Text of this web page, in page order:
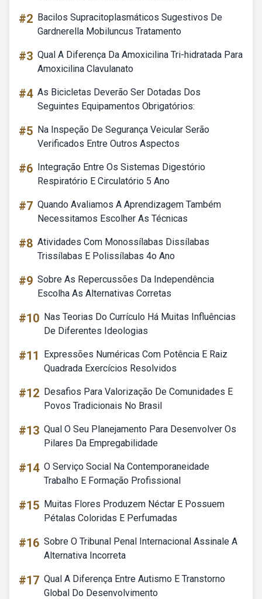
#2 Bacilos Supracitoplasmáticos Sugestivos De
Gardnerella Mobiluncus Tratamento
#3 Qual A Diferença Da Amoxicilina Tri-hidratada Para
Amoxicilina Clavulanato
#4 As Bicicletas Deverão Ser Dotadas Dos
Seguintes Equipamentos Obrigatórios:
#5 Na Inspeção De Segurança Veicular Serão
Verificados Entre Outros Aspectos
#6 Integração Entre Os Sistemas Digestório
Respiratório E Circulatório 5 Ano
#7 Quando Avaliamos A Aprendizagem Também
Necessitamos Escolher As Técnicas
#8 Atividades Com Monossílabas Dissílabas
Trissílabas E Polissílabas 4o Ano
#9 Sobre As Repercussões Da Independência
Escolha As Alternativas Corretas
#10 Nas Teorias Do Currículo Há Muitas Influências
De Diferentes Ideologias
#11
Expressões Numéricas Com Potência E Raiz
Quadrada Exercícios Resolvidos
#12 Desafios Para Valorização De Comunidades E
Povos Tradicionais No Brasil
#13 Qual O Seu Planejamento Para Desenvolver Os
Pilares Da Empregabilidade
#14 O Serviço Social Na Contemporaneidade
Trabalho E Formação Profissional
#15 Muitas Flores Produzem Néctar E Possuem
Pétalas Coloridas E Perfumadas
#16 Sobre O Tribunal Penal Internacional Assinale A
Alternativa Incorreta
#17 Qual A Diferença Entre Autismo E Transtorno
Global Do Desenvolvimento